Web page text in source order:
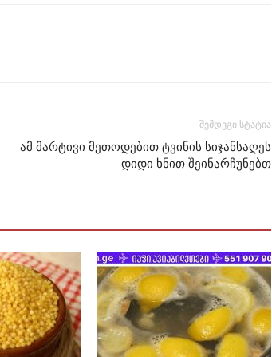
შემდეგი სტატია
ამ მარტივი მეთოდებით ტვინის სიჯანსაღეს
დიდი ხნით შეინარჩუნებთ